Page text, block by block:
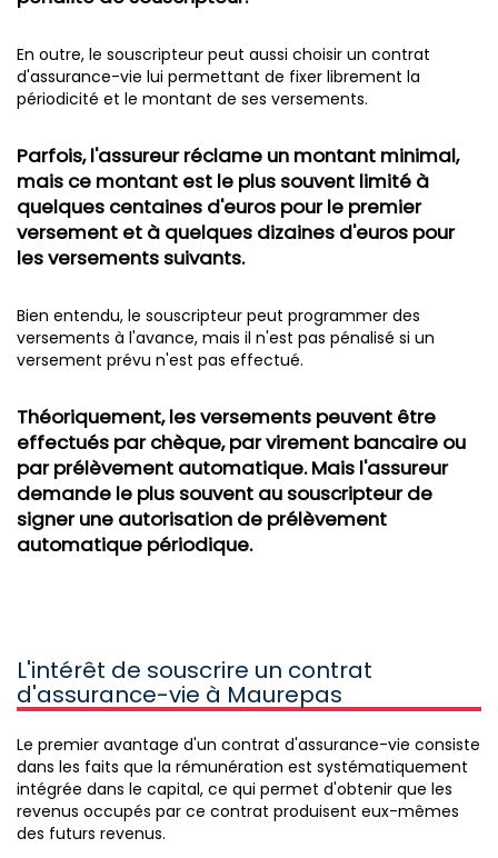
En outre, le souscripteur peut aussi choisir un contrat
d'assurance-vie lui permettant de fixer librement la
périodicité et le montant de ses versements.
Parfois, l'assureur réclame un montant minimal,
mais ce montant est le plus souvent limité à
quelques centaines d'euros pour le premier
versement et à quelques dizaines d'euros pour
les versements suivants.
Bien entendu, le souscripteur peut programmer des
versements à l'avance, mais il n'est pas pénalisé si un
versement prévu n'est pas effectué.
Théoriquement, les versements peuvent être
effectués par chèque, par virement bancaire ou
par prélèvement automatique. Mais l'assureur
demande le plus souvent au souscripteur de
signer une autorisation de prélèvement
automatique périodique.
L'intérêt de souscrire un contrat
d'assurance-vie à Maurepas
Le premier avantage d'un contrat d'assurance-vie consiste
dans les faits que la rémunération est systématiquement
intégrée dans le capital, ce qui permet d'obtenir que les
revenus occupés par ce contrat produisent eux-mêmes
des futurs revenus.